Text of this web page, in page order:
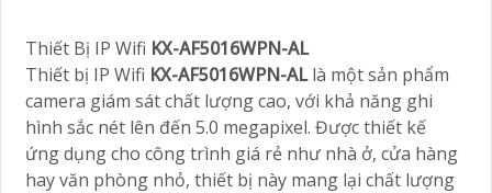
Thiết Bị IP Wifi KX-AF5016WPN-AL
Thiết bị IP Wifi KX-AF5016WPN-ALlà một sản phẩm
camera giám sát chất lượng cao, với khả năng ghi
hình sắc nét lên đến 5.0 megapixel. Được thiết kế
ứng dụng cho công trình giá rẻ như nhà ở, cửa hàng
hay văn phòng nhỏ, thiết bị này mang lại chất lượng